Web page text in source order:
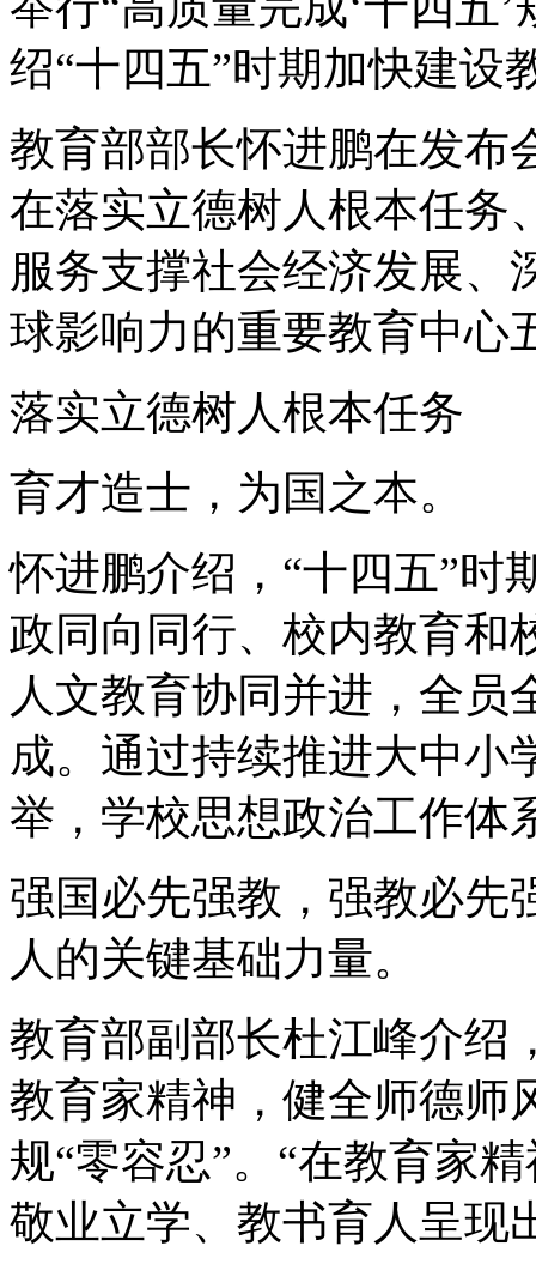
绍“十四五”时期加快建设
教育部部长怀进鹏在发布
在落实立德树人根本任务
服务支撑社会经济发展、
球影响力的重要教育中心
落实立德树人根本任务
育才造士，为国之本。
怀进鹏介绍，“十四五”时
政同向同行、校内教育和
人文教育协同并进，全员
成。通过持续推进大中小
举，学校思想政治工作体
强国必先强教，强教必先
人的关键基础力量。
教育部副部长杜江峰介绍
教育家精神，健全师德师
规“零容忍”。“在教育家
敬业立学、教书育人呈现